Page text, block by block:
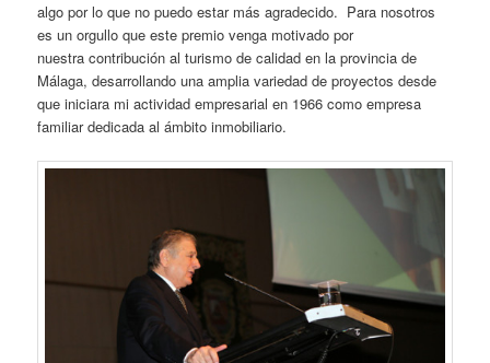
algo por lo que no puedo estar más agradecido. Para nosotros
es un orgullo que este premio venga motivado por
nuestra contribución al turismo de calidad en la provincia de
Málaga, desarrollando una amplia variedad de proyectos desde
que iniciara mi actividad empresarial en 1966 como empresa
familiar dedicada al ámbito inmobiliario.